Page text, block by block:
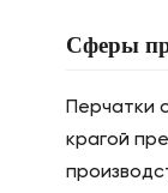
Сферы
Перчатки
крагой